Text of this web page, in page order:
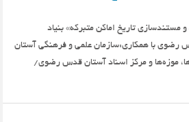
تاریخ اماکن متبرکه» بنیاد
با همکاری:سازمان علمی و فرهنگی آستان
موزه‌ها و مرکز اسناد آستان قدس رضوی/